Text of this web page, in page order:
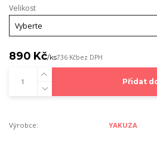
Velikost
890 Kč/ks736 Kčbez DPH
Přidat
Výrobce: YAKUZA